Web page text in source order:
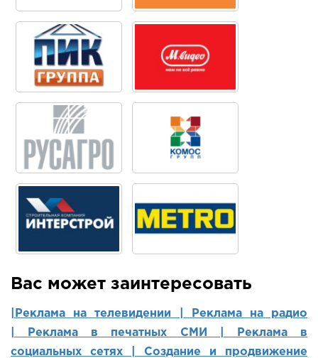
Вас может заинтересовать
|Реклама на телевидении |
Реклама на радио
Реклама в печатных СМИ |
Реклама в
социальных сетях | Создание и продвижение